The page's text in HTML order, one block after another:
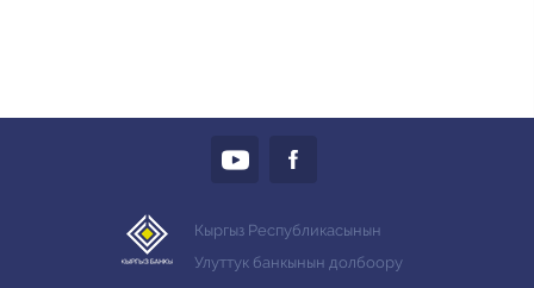
Кыргыз Республикасынын
Улуттук банкынын долбоору